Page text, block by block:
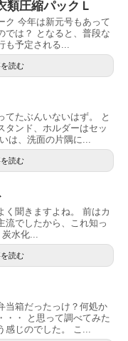
類圧縮パックＬ
ク 今年は新元号もあって
では？ となると、普段な
予定される...
読む
てたぶんいないはず。 と
タンド、ホルダーはセッ
は、洗面の片隅に...
読む
く聞きますよね。 前はカ
流でしたから、これ知っ
水化...
読む
当箱だったっけ？何処か
・・ と思って調べてみた
感じのでした。 こ...